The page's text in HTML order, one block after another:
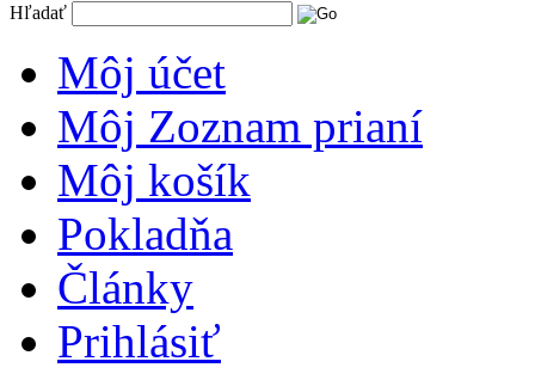
Hľadať
Môj účet
Môj Zoznam prianí
Môj košík
Pokladňa
Články
Prihlásiť